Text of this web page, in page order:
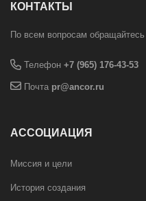
КОНТАКТЫ
По всем вопросам
Телефон +7 (965) 176-43-53
Почта pr@ancor.ru
АССОЦИАЦИЯ
Миссия и цели
История создания